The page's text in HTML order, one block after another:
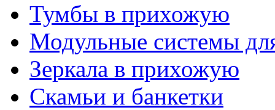
Тумбы в прихожую
Модульные системы
Зеркала в прихожую
Скамьи и банкетки